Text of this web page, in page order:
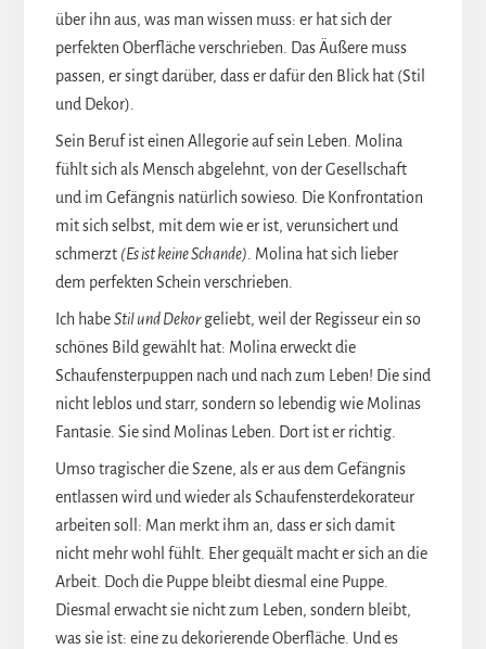
über ihn aus, was man wissen muss: er hat sich der
perfekten Oberfläche verschrieben. Das Äußere muss
passen, er singt darüber, dass er dafür den Blick hat (Stil
und Dekor).
Sein Beruf ist einen Allegorie auf sein Leben. Molina
fühlt sich als Mensch abgelehnt, von der Gesellschaft
und im Gefängnis natürlich sowieso. Die Konfrontation
mit sich selbst, mit dem wie er ist, verunsichert und
schmerzt (Es ist keine Schande) . Molina hat sich lieber
dem perfekten Schein verschrieben.
Ich habeStil und Dekorgeliebt, weil der Regisseur ein so
schönes Bild gewählt hat: Molina erweckt die
Schaufensterpuppen nach und nach zum Leben! Die sind
nicht leblos und starr, sondern so lebendig wie Molinas
Fantasie. Sie sind Molinas Leben. Dort ist er richtig.
Umso tragischer die Szene, als er aus dem Gefängnis
entlassen wird und wieder als Schaufensterdekorateur
arbeiten soll: Man merkt ihm an, dass er sich damit
nicht mehr wohl fühlt. Eher gequält macht er sich an die
Arbeit. Doch die Puppe bleibt diesmal eine Puppe.
Diesmal erwacht sie nicht zum Leben, sondern bleibt,
was sie ist: eine zu dekorierende Oberfläche. Und es